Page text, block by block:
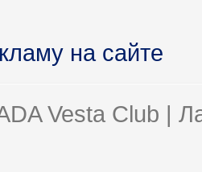
на сайте
Vesta Club |